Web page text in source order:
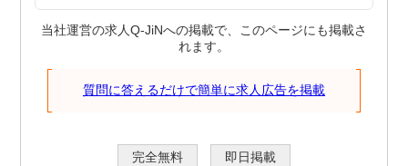
当社運営の求人Q-JiNへの掲載で、このページにも掲載さ
れます。
質問に答えるだけで簡単に求人広告を掲載
完全無料 即日掲載